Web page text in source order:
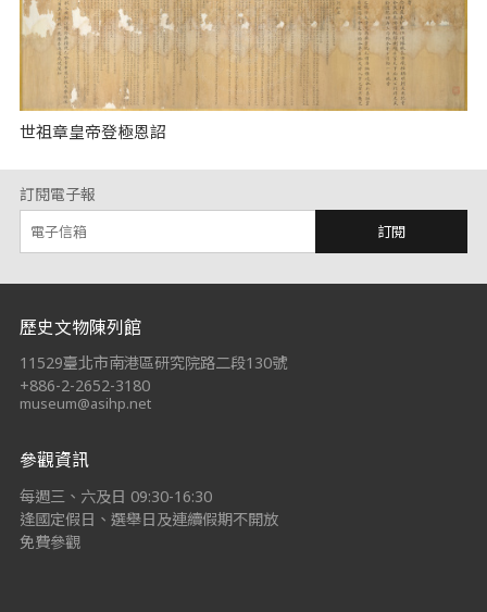
世祖章皇帝登極恩詔
訂閱電子報
訂閱
:::
歷史文物陳列館
11529臺北市南港區研究院路二段130號
+886-2-2652-3180
museum@asihp.net
參觀資訊
每週三、六及日 09:30-16:30
逢國定假日、選舉日及連續假期不開放
免費參觀